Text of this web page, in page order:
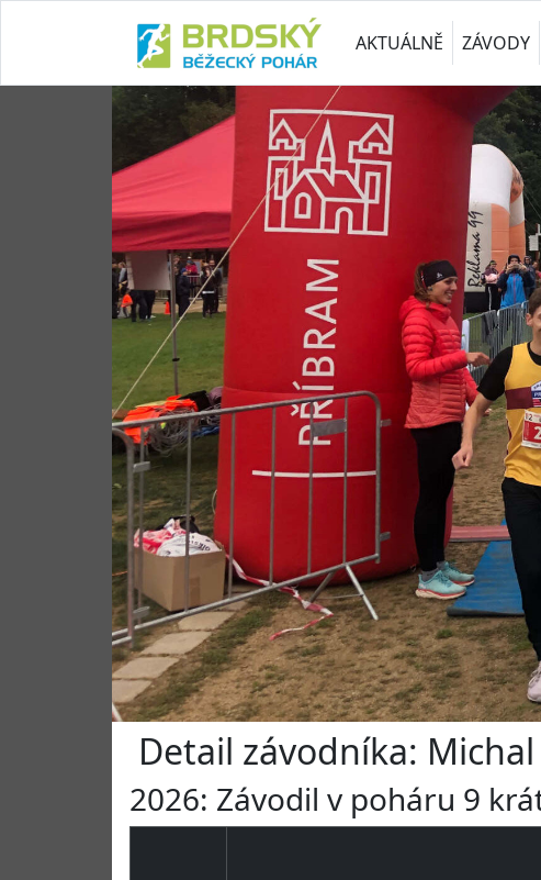
AKTUÁLNĚ ZÁVODY
Detail závodníka:
2026: Závodil v poháru 9